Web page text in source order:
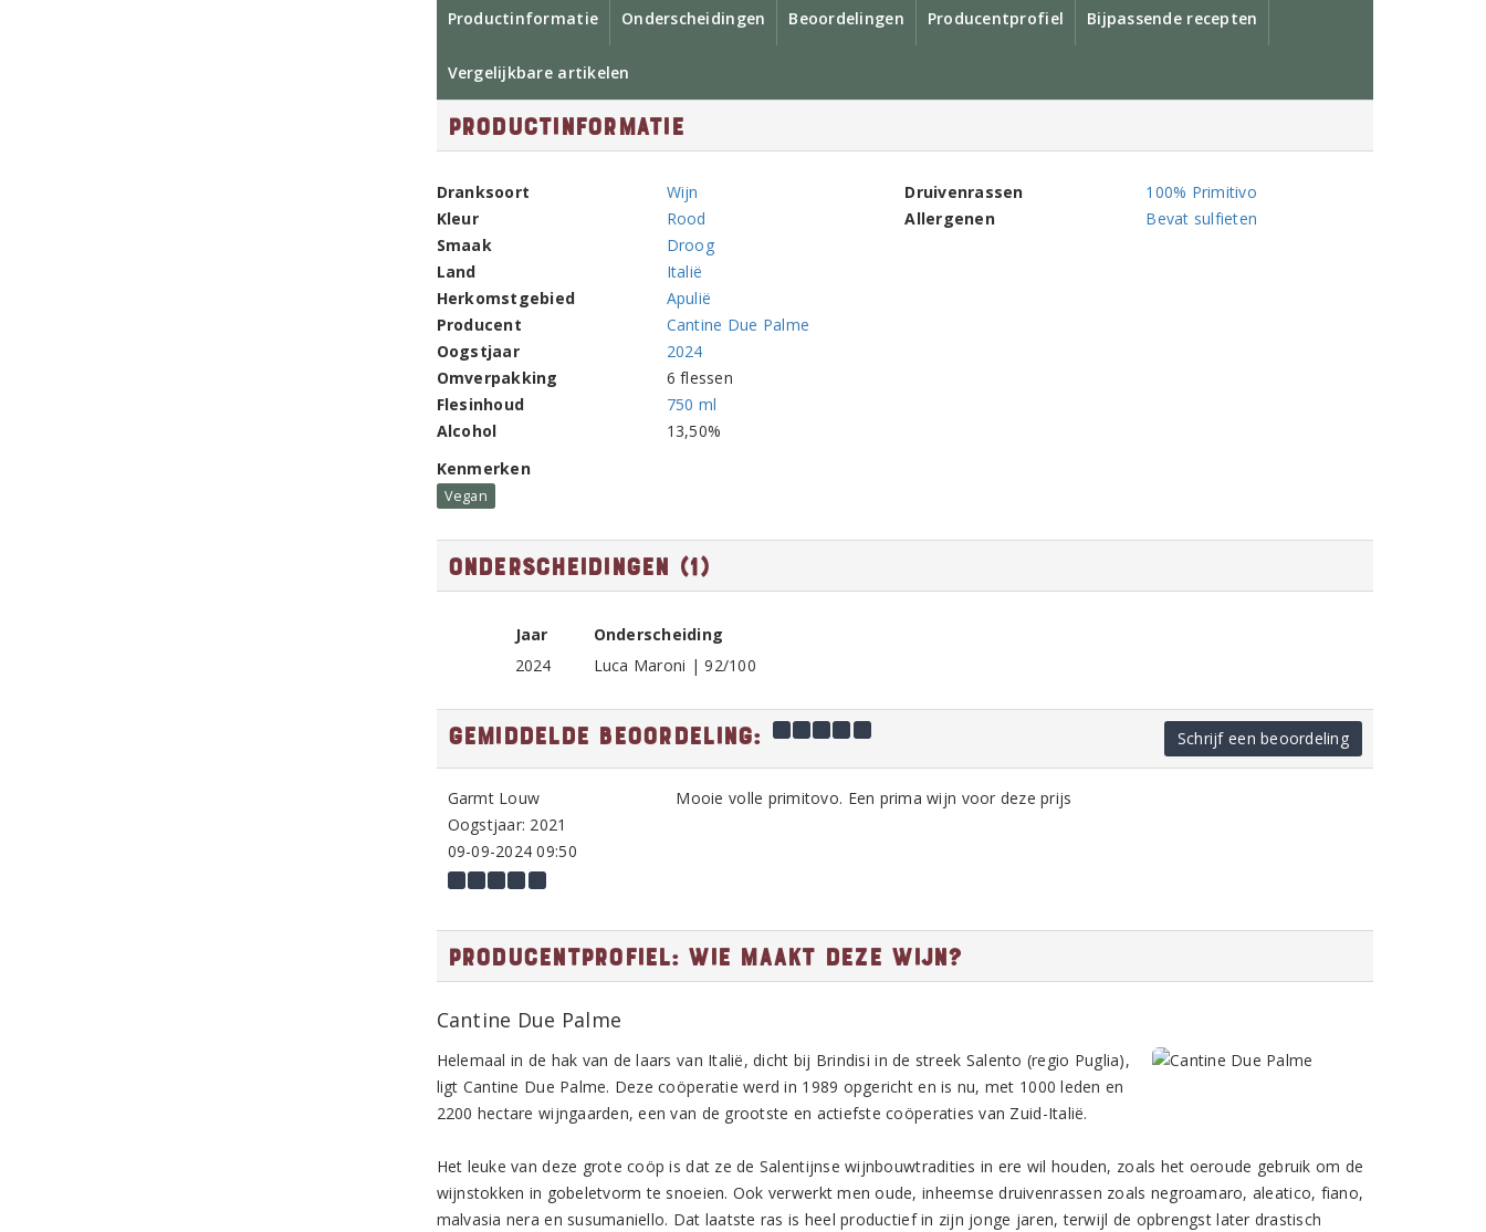
Productinformatie Onderscheidingen Beoordelingen Producentprofiel Bijpassende recepten
Vergelijkbare artikelen
Productinformatie
Dranksoort
Wijn
Kleur
Rood
Smaak
Droog
Land
Italië
Herkomstgebied
Apulië
Producent
Cantine Due Palme
Oogstjaar
2024
Omverpakking
6 flessen
Flesinhoud
750 ml
Alcohol
13,50%
Druivenrassen
100% Primitivo
Allergenen
Bevat sulfieten
Kenmerken
Vegan
Onderscheidingen (1)
Jaar
Onderscheiding
2024
Luca Maroni | 92/100
Gemiddelde beoordeling: Schrijf een beoordeling
Garmt Louw
Oogstjaar: 2021
09-09-2024 09:50
Mooie volle primitovo. Een prima wijn voor deze prijs
Producentprofiel: Wie maakt deze wijn?
Cantine Due Palme
Helemaal in de hak van de laars van Italië, dicht bij Brindisi in de streek Salento (regio Puglia),
ligt Cantine Due Palme. Deze coöperatie werd in 1989 opgericht en is nu, met 1000 leden en
2200 hectare wijngaarden, een van de grootste en actiefste coöperaties van Zuid-Italië.
Het leuke van deze grote coöp is dat ze de Salentijnse wijnbouwtradities in ere wil houden, zoals het oeroude gebruik om de
wijnstokken in gobeletvorm te snoeien. Ook verwerkt men oude, inheemse druivenrassen zoals negroamaro, aleatico, fiano,
malvasia nera en susumaniello. Dat laatste ras is heel productief in zijn jonge jaren, terwijl de opbrengst later drastisch